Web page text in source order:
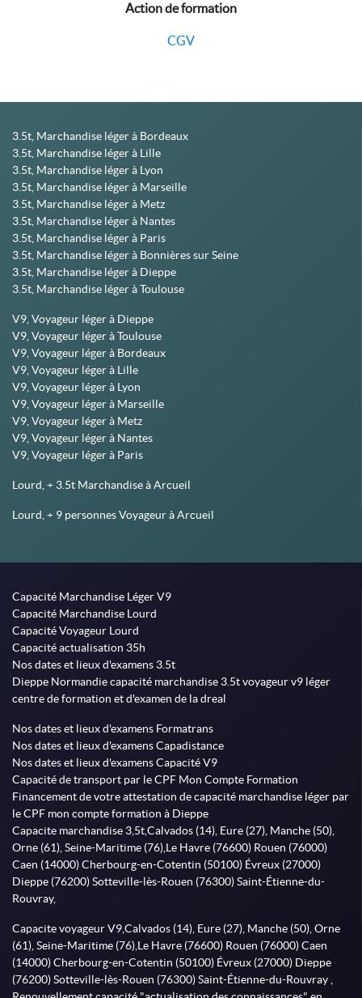
Action de formation
CGV
3.5t, Marchandise léger à Bordeaux
3.5t, Marchandise léger à Lille
3.5t, Marchandise léger à Lyon
3.5t, Marchandise léger à Marseille
3.5t, Marchandise léger à Metz
3.5t, Marchandise léger à Nantes
3.5t, Marchandise léger à Paris
3.5t, Marchandise léger à Bonnières sur Seine
3.5t, Marchandise léger à Dieppe
3.5t, Marchandise léger à Toulouse
V9, Voyageur léger à Dieppe
V9, Voyageur léger à Toulouse
V9, Voyageur léger à Bordeaux
V9, Voyageur léger à Lille
V9, Voyageur léger à Lyon
V9, Voyageur léger à Marseille
V9, Voyageur léger à Metz
V9, Voyageur léger à Nantes
V9, Voyageur léger à Paris
Lourd, + 3.5t Marchandise à Arcueil
Lourd, + 9 personnes Voyageur à Arcueil
Capacité Marchandise Léger V9
Capacité Marchandise Lourd
Capacité Voyageur Lourd
Capacité actualisation 35h
Nos dates et lieux d'examens 3.5t
Dieppe Normandie capacité marchandise 3.5t voyageur v9 léger
centre de formation et d'examen de la dreal
Nos dates et lieux d'examens Formatrans
Nos dates et lieux d'examens Capadistance
Nos dates et lieux d'examens Capacité V9
Capacité de transport par le CPF Mon Compte Formation
Financement de votre attestation de capacité marchandise léger par
le CPF mon compte formation à Dieppe
Capacite marchandise 3,5t,Calvados (14), Eure (27), Manche (50),
Orne (61), Seine-Maritime (76),Le Havre (76600) Rouen (76000)
Caen (14000) Cherbourg-en-Cotentin (50100) Évreux (27000)
Dieppe (76200) Sotteville-lès-Rouen (76300) Saint-Étienne-du-
Rouvray,
Capacite voyageur V9,Calvados (14), Eure (27), Manche (50), Orne
(61), Seine-Maritime (76),Le Havre (76600) Rouen (76000) Caen
(14000) Cherbourg-en-Cotentin (50100) Évreux (27000) Dieppe
(76200) Sotteville-lès-Rouen (76300) Saint-Étienne-du-Rouvray ,